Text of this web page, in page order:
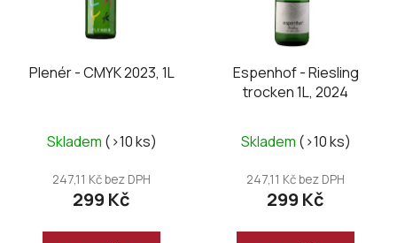
Plenér - CMYK 2023, 1L
Skladem (>10 ks)
247,11 Kč bez DPH
299 Kč
Espenhof - Riesling
trocken 1L, 2024
Skladem (>10 ks)
247,11 Kč bez DPH
299 Kč